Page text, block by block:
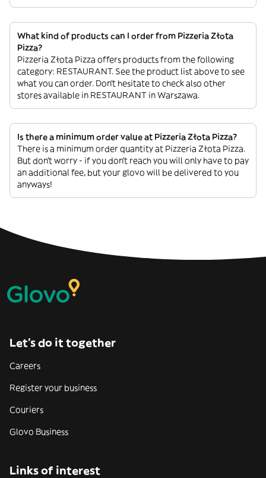
What kind of products can I order from Pizzeria Złota
Pizza?
Pizzeria Złota Pizza offers products from the following
category: RESTAURANT. See the product list above to see
what you can order. Don’t hesitate to check also other
stores available in RESTAURANT in Warszawa.
Is there a minimum order value at Pizzeria Złota Pizza?
There is a minimum order quantity at Pizzeria Złota Pizza.
But don’t worry - if you don’t reach you will only have to pay
an additional fee, but your glovo will be delivered to you
anyways!
Let’s do it together
Careers
Register your business
Couriers
Glovo Business
Links of interest